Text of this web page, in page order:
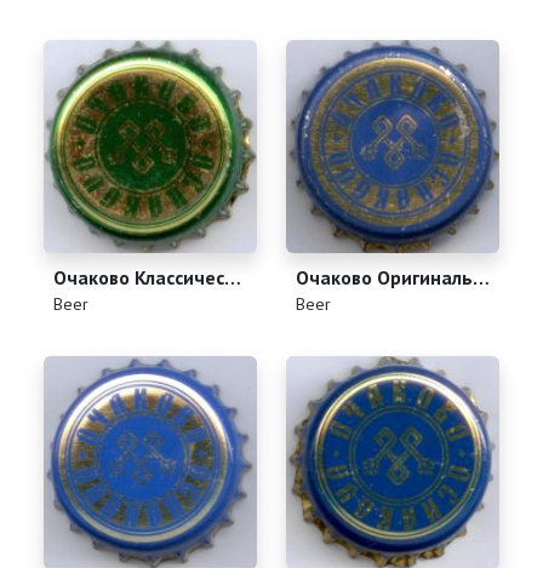
Очаково Классическое
(Beer)
Очаково Оригинальное
(Beer)